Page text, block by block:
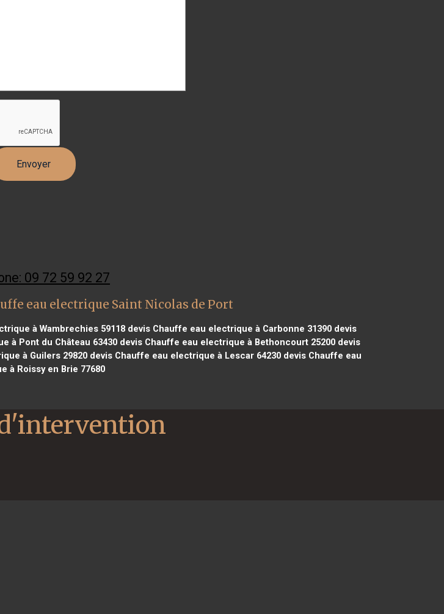
09 72 59 92 27
eau electrique Saint Nicolas de Port
à Wambrechies 59118 devis Chauffe eau electrique à Carbonne 31390 devis
à Pont du Château 63430devis Chauffe eau electrique à Bethoncourt 25200devis
à Guilers 29820devis Chauffe eau electrique à Lescar 64230devis Chauffe eau
à Roissy en Brie 77680